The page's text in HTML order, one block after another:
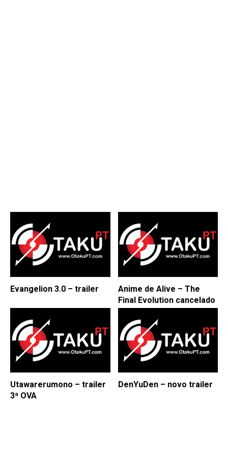
Evangelion 3.0 – trailer
Anime de Alive – The
Final Evolution cancelado
Utawarerumono – trailer
3ª OVA
DenYuDen – novo trailer